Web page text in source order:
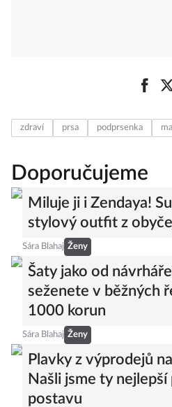
zdraví prsa podprsenka
Doporučujeme
Miluje ji i Zendaya!
stylový outfit z
Sára Blahaj Ženy
Šaty jako od
seženete v běžných
1000 korun
Sára Blahaj Ženy
Plavky z výprodejů
Našli jsme ty nejlepší
postavu